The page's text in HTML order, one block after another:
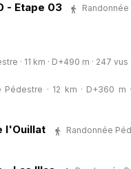
- Etape 03
Randonnée
· 11 km · D+490 m · 247 vus
Pédestre · 12 km · D+360 m
l'Ouillat
Randonnée